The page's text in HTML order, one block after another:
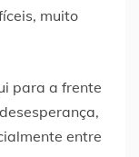
muito
para a frente
entre